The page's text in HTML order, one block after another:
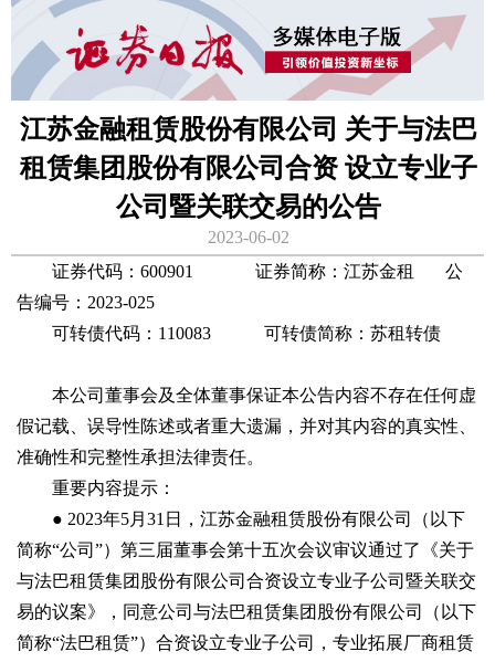
江苏金融租赁股份有限公司 关于与法巴
租赁集团股份有限公司合资 设立专业子
公司暨关联交易的公告
2023-06-02
证券代码：600901 证券简称：江苏金租 公
告编号：2023-025
可转债代码：110083 可转债简称：苏租转债
本公司董事会及全体董事保证本公告内容不存在任何虚
假记载、误导性陈述或者重大遗漏，并对其内容的真实性、
准确性和完整性承担法律责任。
重要内容提示：
● 2023年5月31日，江苏金融租赁股份有限公司（以下
简称“公司”）第三届董事会第十五次会议审议通过了《关于
与法巴租赁集团股份有限公司合资设立专业子公司暨关联交
易的议案》，同意公司与法巴租赁集团股份有限公司（以下
简称“法巴租赁”）合资设立专业子公司，专业拓展厂商租赁